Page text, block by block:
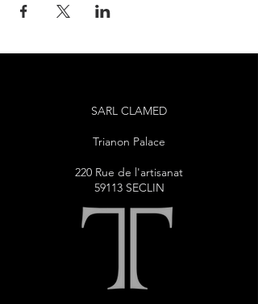
SARL CLAMED
Trianon Palace
220 Rue de l'artisanat
59113 SECLIN